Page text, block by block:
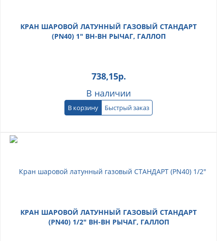
КРАН ШАРОВОЙ ЛАТУННЫЙ ГАЗОВЫЙ СТАНДАРТ
(PN40) 1" ВН-ВН РЫЧАГ, ГАЛЛОП
738,15р.
В наличии
В корзину Быстрый заказ
КРАН ШАРОВОЙ ЛАТУННЫЙ ГАЗОВЫЙ СТАНДАРТ
(PN40) 1/2" ВН-ВН РЫЧАГ, ГАЛЛОП